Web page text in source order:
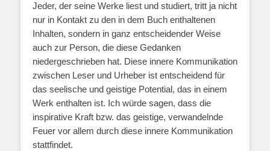
Jeder, der seine Werke liest und studiert, tritt ja nicht
nur in Kontakt zu den in dem Buch enthaltenen
Inhalten, sondern in ganz entscheidender Weise
auch zur Person, die diese Gedanken
niedergeschrieben hat. Diese innere Kommunikation
zwischen Leser und Urheber ist entscheidend für
das seelische und geistige Potential, das in einem
Werk enthalten ist. Ich würde sagen, dass die
inspirative Kraft bzw. das geistige, verwandelnde
Feuer vor allem durch diese innere Kommunikation
stattfindet.